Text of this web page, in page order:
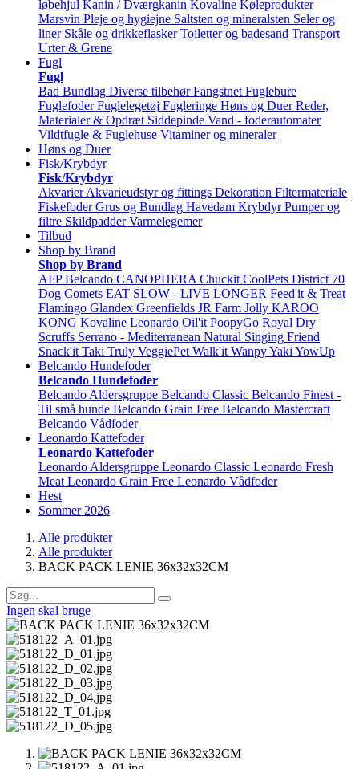
løbehjul Kanin / Dværgkanin Kovaline Køleprodukter
Marsvin Pleje og hygiejne Saltsten og mineralsten Seler og
liner Skåle og drikkeflasker Toiletter og badesand Transport
Urter & Grene
Fugl
Fugl
Bad Bundlag Diverse tilbehør Fangstnet Fuglebure
Fuglefoder Fuglelegetøj Fugleringe Høns og Duer Reder,
Materialer & Opdræt Siddepinde Vand - foderautomater
Vildtfugle & Fuglehuse Vitaminer og mineraler
Høns og Duer
Fisk/Krybdyr
Fisk/Krybdyr
Akvarier Akvarieudstyr og fittings Dekoration Filtermateriale
Fiskefoder Grus og Bundlag Havedam Krybdyr Pumper og
filtre Skildpadder Varmelegemer
Tilbud
Shop by Brand
Shop by Brand
AFP Belcando CANOPHERA Chuckit CoolPets District 70
Dog Comets EAT SLOW - LIVE LONGER Feed'it & Treat
Flamingo Glandex Greenfields JR Farm Jolly KAROO
KONG Kovaline Leonardo Oil'it PoopyGo Royal Dry
Scruffs Serrano - Mediterranean Natural Singing Friend
Snack'it Taki Truly VeggiePet Walk'it WanpyYaki YowUp
Belcando Hundefoder
Belcando Hundefoder
Belcando Aldersgruppe Belcando Classic Belcando Finest -
Til små hunde Belcando Grain Free Belcando Mastercraft
Belcando Vådfoder
Leonardo Kattefoder
Leonardo Kattefoder
Leonardo Aldersgruppe Leonardo Classic Leonardo Fresh
Meat Leonardo Grain Free Leonardo Vådfoder
Hest
Sommer 2026
Alle produkter
Alle produkter
BACK PACK LENIE 36x32x32CM
Ingen skal bruge